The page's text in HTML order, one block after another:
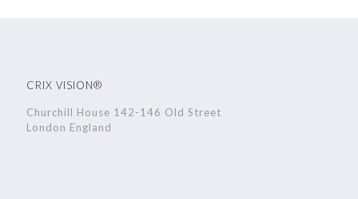
CRIX VISION®
Churchill House 142-146 Old Street
London England